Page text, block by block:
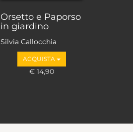
Orsetto e Paporso
in giardino
Silvia Callocchia
ACQUISTA
€ 14,90